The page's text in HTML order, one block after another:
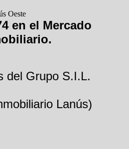
Oeste
en el Mercado
del Grupo S.I.L.
Lanús)